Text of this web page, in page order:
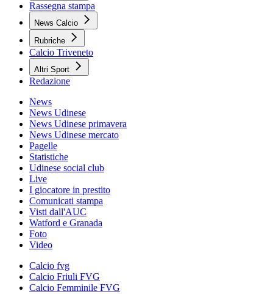
Rassegna stampa
News Calcio
Rubriche
Calcio Triveneto
Altri Sport
Redazione
News
News Udinese
News Udinese primavera
News Udinese mercato
Pagelle
Statistiche
Udinese social club
Live
I giocatore in prestito
Comunicati stampa
Visti dall'AUC
Watford e Granada
Foto
Video
Calcio fvg
Calcio Friuli FVG
Calcio Femminile FVG